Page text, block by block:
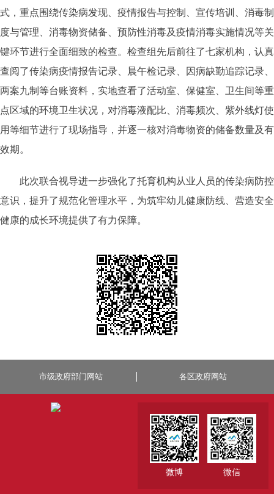
式，重点围绕传染病发现、疫情报告与控制、宣传培训、消毒制
度与管理、消毒物资储备、预防性消毒及疫情消毒实施情况等关
键环节进行全面细致的检查。检查组先后前往了七家机构，认真
查阅了传染病疫情报告记录、晨午检记录、因病缺勤追踪记录、
两案九制等台账资料，实地查看了活动室、保健室、卫生间等重
点区域的环境卫生状况，对消毒液配比、消毒频次、紫外线灯使
用等细节进行了现场指导，并逐一核对消毒物资的储备数量及有
效期。
此次联合视导进一步强化了托育机构从业人员的传染病防控
意识，提升了规范化管理水平，为筑牢幼儿健康防线、营造安全
健康的成长环境提供了有力保障。
市级政府部门网站 各区政府网站
微博 微信